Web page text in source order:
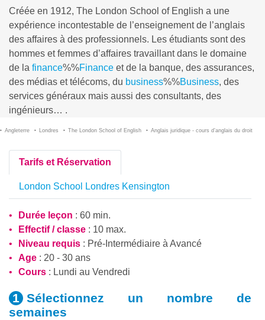
Créée en 1912, The London School of English a une
expérience incontestable de l’enseignement de l’anglais
des affaires à des professionnels. Les étudiants sont des
hommes et femmes d’affaires travaillant dans le domaine
de la finance%%Finance et de la banque, des assurances,
des médias et télécoms, du business%%Business, des
services généraux mais aussi des consultants, des
ingénieurs… .
Angleterre Londres The London School of English Anglais juridique - cours d’anglais du droit
Tarifs et Réservation
London School Londres Kensington
Durée leçon : 60 min.
Effectif / classe : 10 max.
Niveau requis : Pré-Intermédiaire à Avancé
Age : 20 - 30 ans
Cours : Lundi au Vendredi
Sélectionnez un nombre de
semaines